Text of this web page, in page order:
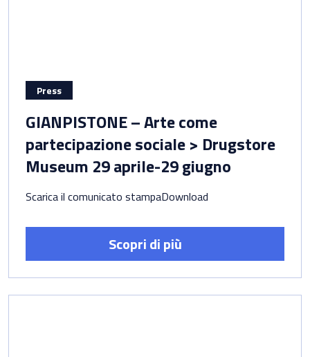
Press
GIANPISTONE – Arte come
partecipazione sociale > Drugstore
Museum 29 aprile-29 giugno
Scarica il comunicato stampaDownload
Scopri di più